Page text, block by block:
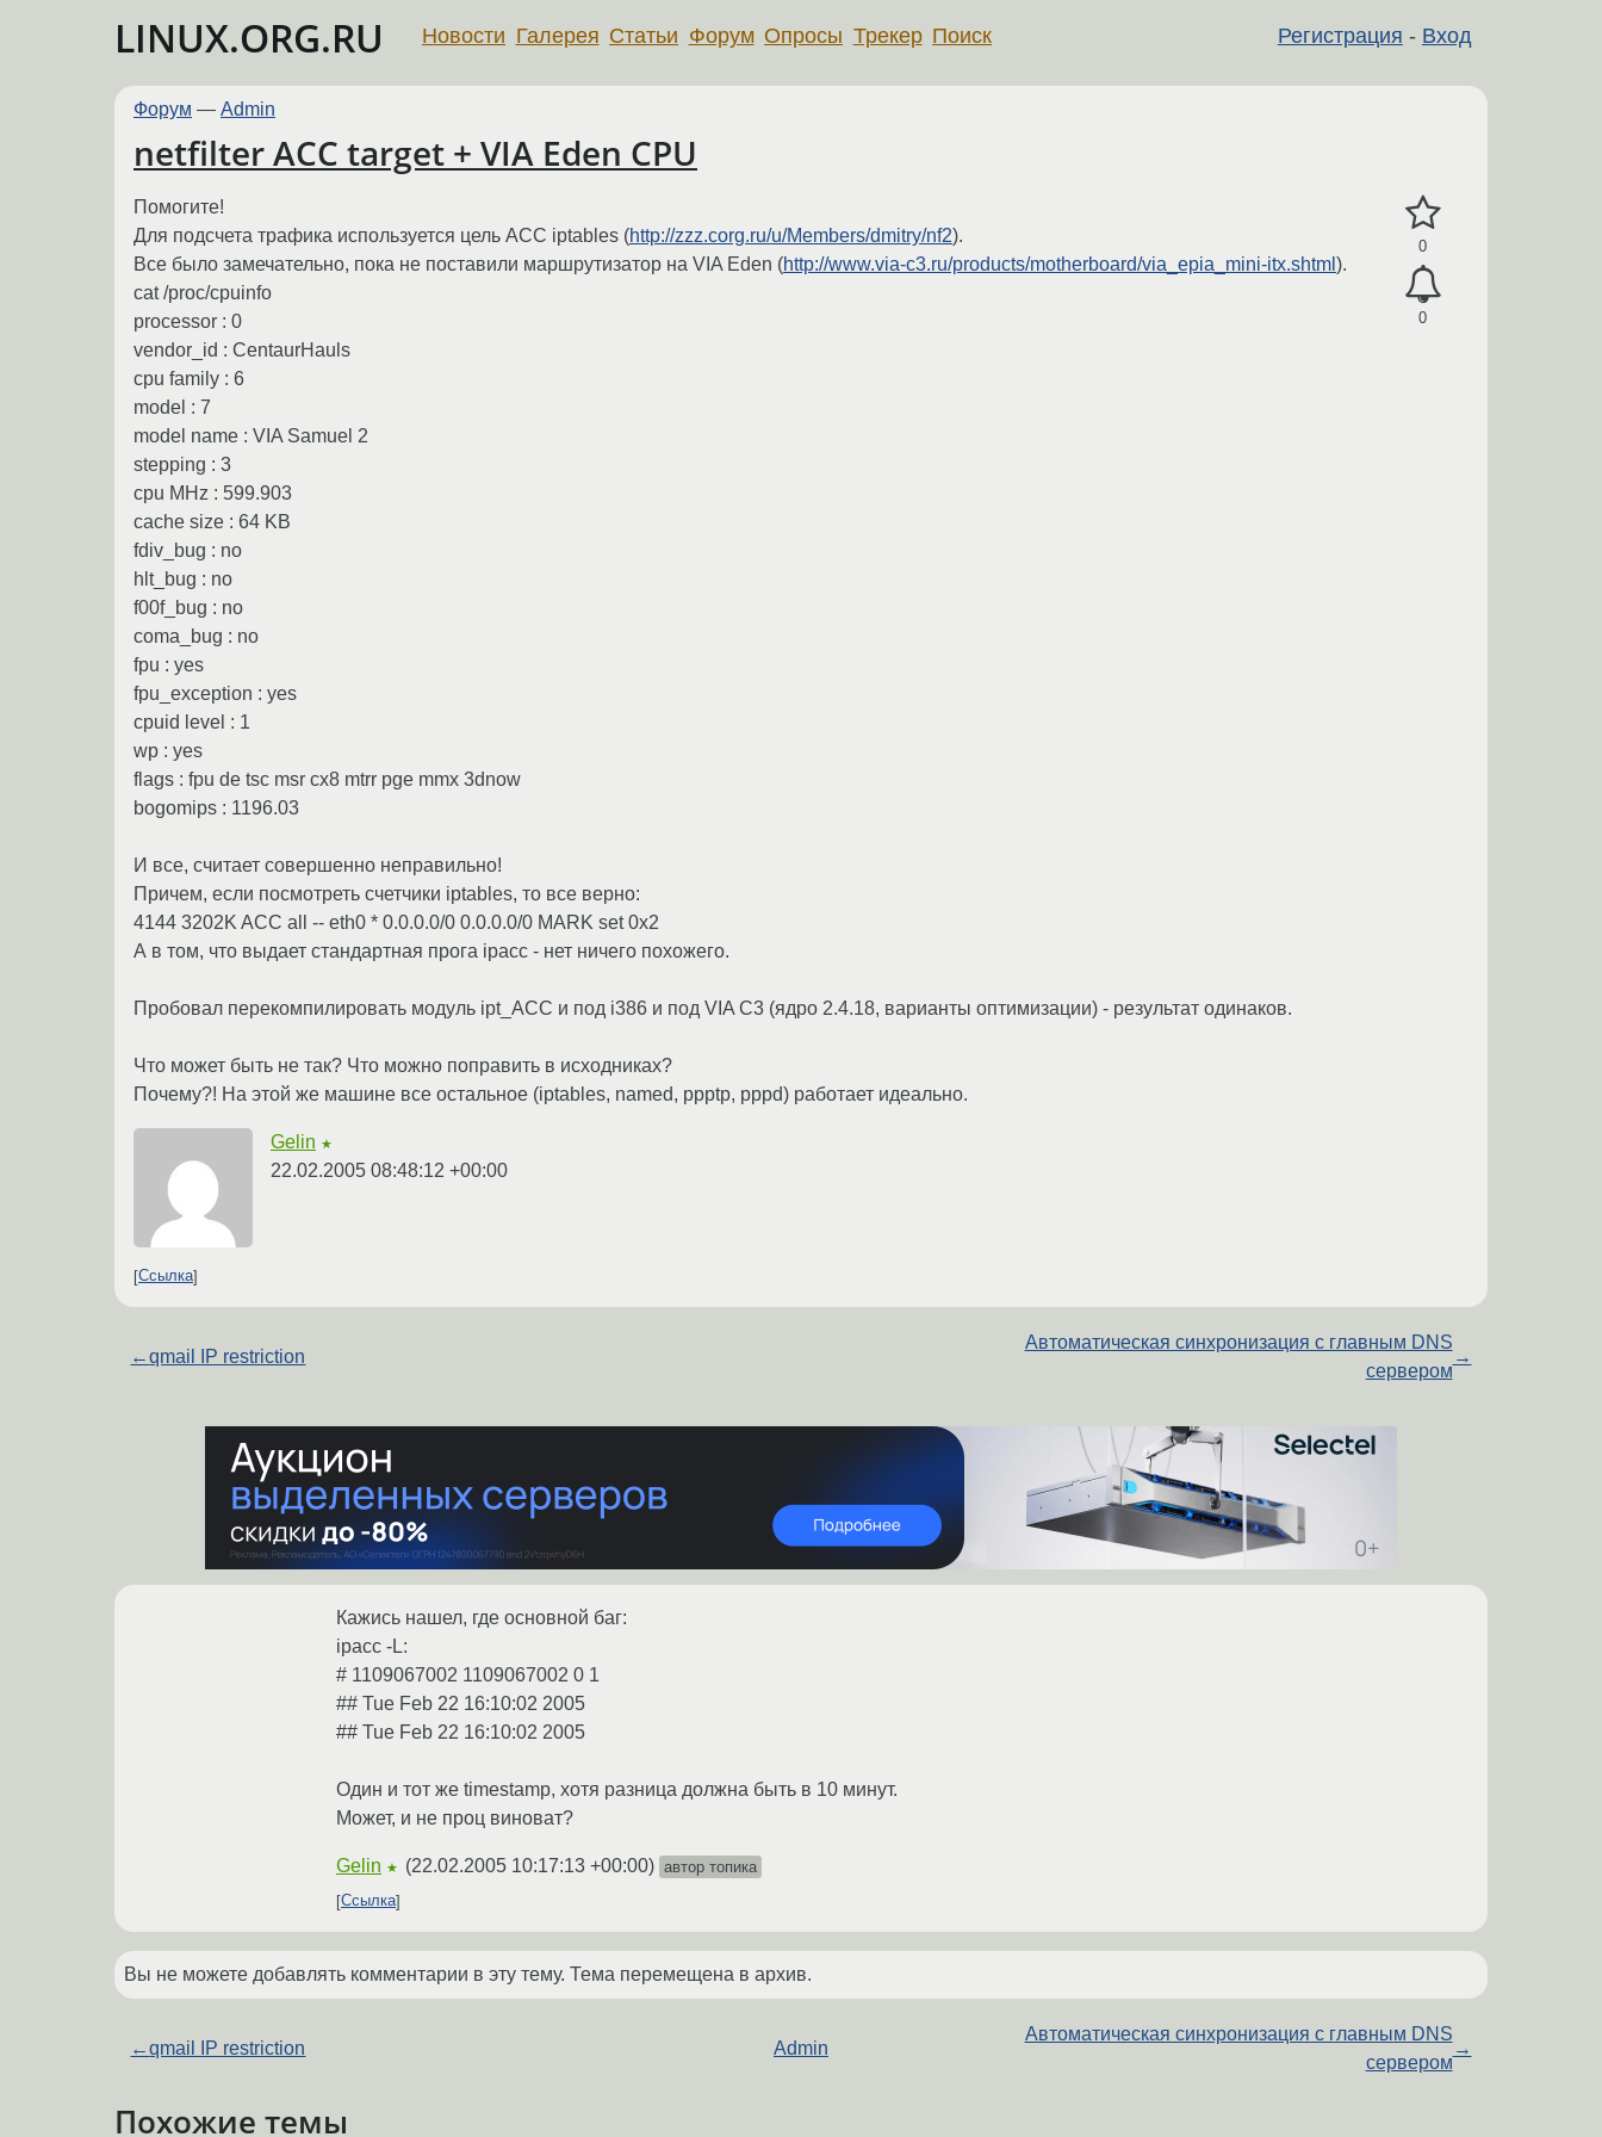
LINUX.ORG.RU Регистрация - Вход
Новости Галерея Статьи Форум Опросы Трекер Поиск
Форум — Admin
netfilter ACC target + VIA Eden CPU
0
0
Помогите!
Для подсчета трафика используется цель ACC iptables (http://zzz.corg.ru/u/Members/dmitry/nf2).
Все было замечательно, пока не поставили маршрутизатор на VIA Eden (http://www.via-c3.ru/products/motherboard/via_epia_mini-itx.shtml ).
cat /proc/cpuinfo
processor : 0
vendor_id : CentaurHauls
cpu family : 6
model : 7
model name : VIA Samuel 2
stepping : 3
cpu MHz : 599.903
cache size : 64 KB
fdiv_bug : no
hlt_bug : no
f00f_bug : no
coma_bug : no
fpu : yes
fpu_exception : yes
cpuid level : 1
wp : yes
flags : fpu de tsc msr cx8 mtrr pge mmx 3dnow
bogomips : 1196.03
И все, считает совершенно неправильно!
Причем, если посмотреть счетчики iptables, то все верно:
4144 3202K ACC all -- eth0 * 0.0.0.0/0 0.0.0.0/0 MARK set 0x2
А в том, что выдает стандартная прога ipacc - нет ничего похожего.
Пробовал перекомпилировать модуль ipt_ACC и под i386 и под VIA С3 (ядро 2.4.18, варианты оптимизации) - результат одинаков.
Что может быть не так? Что можно поправить в исходниках?
Почему?! На этой же машине все остальное (iptables, named, ppptp, pppd) работает идеально.
Gelin ★
22.02.2005 08:48:12 +00:00
Ссылка
←qmail IP restriction
Автоматическая синхронизация с главным DNS
сервером
→
Кажись нашел, где основной баг:
ipacc -L:
# 1109067002 1109067002 0 1
## Tue Feb 22 16:10:02 2005
## Tue Feb 22 16:10:02 2005
Один и тот же timestamp, хотя разница должна быть в 10 минут.
Может, и не проц виноват?
Gelin ★ (22.02.2005 10:17:13 +00:00) автор топика
Ссылка
Вы не можете добавлять комментарии в эту тему. Тема перемещена в архив.
←qmail IP restriction Admin
Автоматическая синхронизация с главным DNS
сервером
→
Похожие темы